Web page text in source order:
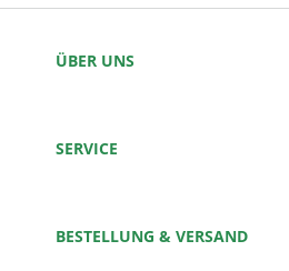
ÜBER UNS
SERVICE
BESTELLUNG & VERSAND